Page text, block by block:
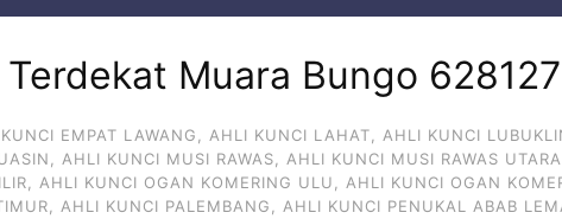
Muara Bungo
EMPAT LAWANG AHLI KUNCI LAHAT AHLI KUNCI
AHLI KUNCI MUSI RAWAS AHLI KUNCI MUSI RAWAS UTARA
AHLI KUNCI OGAN KOMERING ULU AHLI KUNCI OGAN
AHLI KUNCI PALEMBANG AHLI KUNCI PENUKAL ABAB